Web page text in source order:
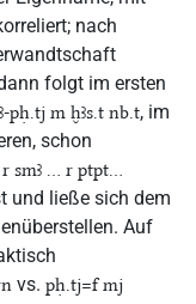
nach
folgt im ersten
pḥ.tj m ḫꜣs.t nb.t, im
schon
r smꜣ ... r ptpt...
und ließe sich dem
Auf
vs. pḥ.tj=f mj